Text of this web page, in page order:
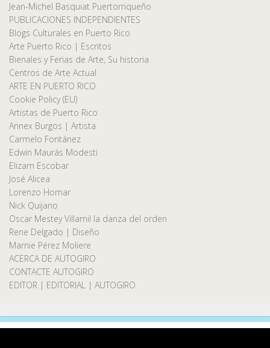
Jean-Michel Basquiat Puertorriqueño
PUBLICACIONES INDEPENDIENTES
Blogs Culturales en Puerto Rico
Arte Puerto Rico | Escritos
Bienales y Ferias de Arte, Su historia
Centros de Arte Actual
ARTE EN PUERTO RICO
Cookie Policy (EU)
Artistas de Puerto Rico
Annex Burgos | Artista
Carmelo Fontánez
Edwin Maurás Modesti
Elizam Escobar
José Alicea
Lorenzo Homar
Nick Quijano
Oscar Mestey Villamil la danza del orden
Rene Delgado | Diseño
Marnie Pérez Moliere
ACERCA DE AUTOGIRO
CONTACTE AUTOGIRO
EDITOR | EDITORIAL | AUTOGIRO